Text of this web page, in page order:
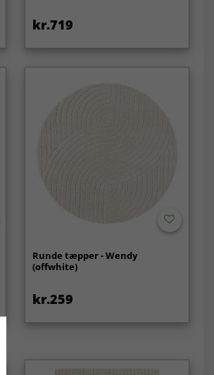
kr.719
Runde tæpper - Wendy
(offwhite)
kr.259